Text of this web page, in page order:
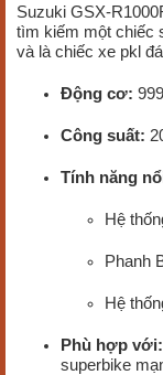
Suzuki GSX-
tìm kiếm một chiếc
và là chiếc xe pkl
Động cơ:
Công suất:
Tính năng
Hệ
Phanh
Hệ
Phù hợp với:
superbike